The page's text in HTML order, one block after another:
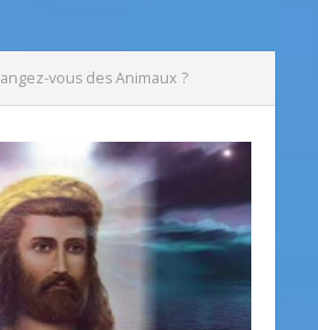
vous des Animaux ?